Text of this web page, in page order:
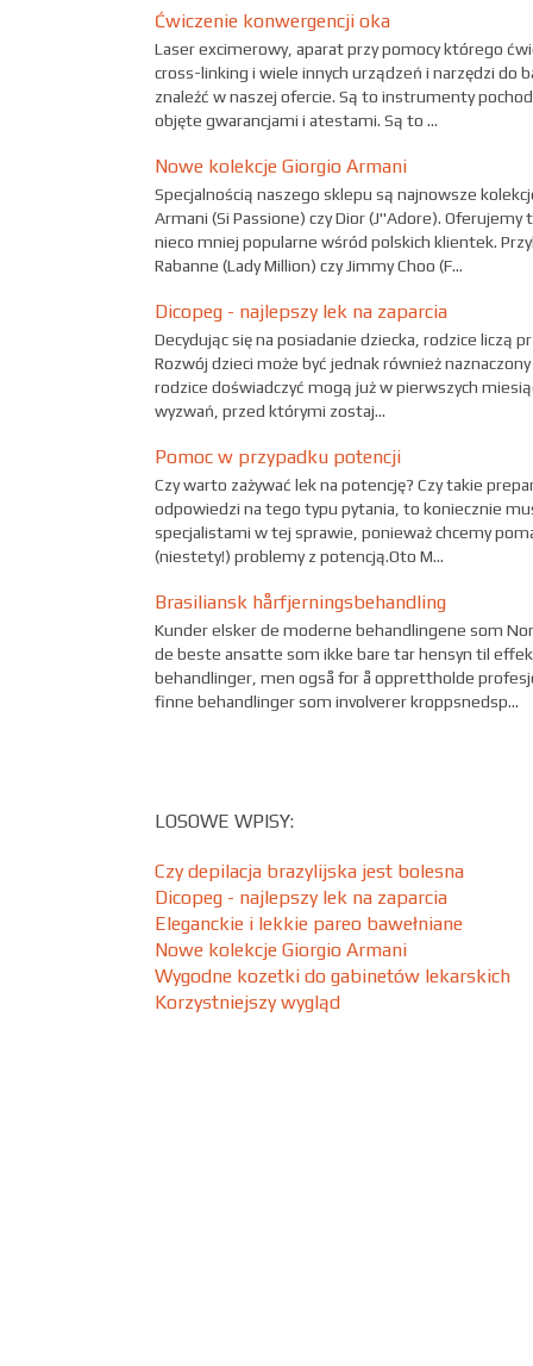
Ćwiczenie konwergencji oka
Laser excimerowy, aparat przy pomocy którego
cross-linking i wiele innych urządzeń i narzędzi do
znaleźć w naszej ofercie. Są to instrumenty
objęte gwarancjami i atestami. Są to ...
Nowe kolekcje Giorgio Armani
Specjalnością naszego sklepu są najnowsze
Armani (Si Passione) czy Dior (J"Adore).
nieco mniej popularne wśród polskich klientek.
Rabanne (Lady Million) czy Jimmy Choo (F...
Dicopeg - najlepszy lek na zaparcia
Decydując się na posiadanie dziecka, rodzice liczą
Rozwój dzieci może być jednak również
rodzice doświadczyć mogą już w pierwszych
wyzwań, przed którymi zostaj...
Pomoc w przypadku potencji
Czy warto zażywać lek na potencję? Czy takie
odpowiedzi na tego typu pytania, to koniecznie
specjalistami w tej sprawie, ponieważ chcemy
(niestety!) problemy z potencją.Oto M...
Brasiliansk hårfjerningsbehandling
Kunder elsker de moderne behandlingene som
de beste ansatte som ikke bare tar hensyn til
behandlinger, men også for å opprettholde
finne behandlinger som involverer kroppsnedsp...
LOSOWE WPISY:
Czy depilacja brazylijska jest bolesna
Dicopeg - najlepszy lek na zaparcia
Eleganckie i lekkie pareo bawełniane
Nowe kolekcje Giorgio Armani
Wygodne kozetki do gabinetów lekarskich
Korzystniejszy wygląd